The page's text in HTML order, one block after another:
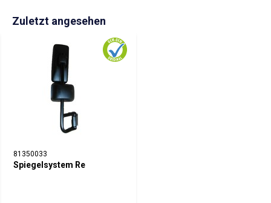
Zuletzt angesehen
81350033
Spiegelsystem Re